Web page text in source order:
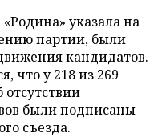
указала на
партии, были
кандидатов.
что у 218 из 269
были подписаны
съезда.